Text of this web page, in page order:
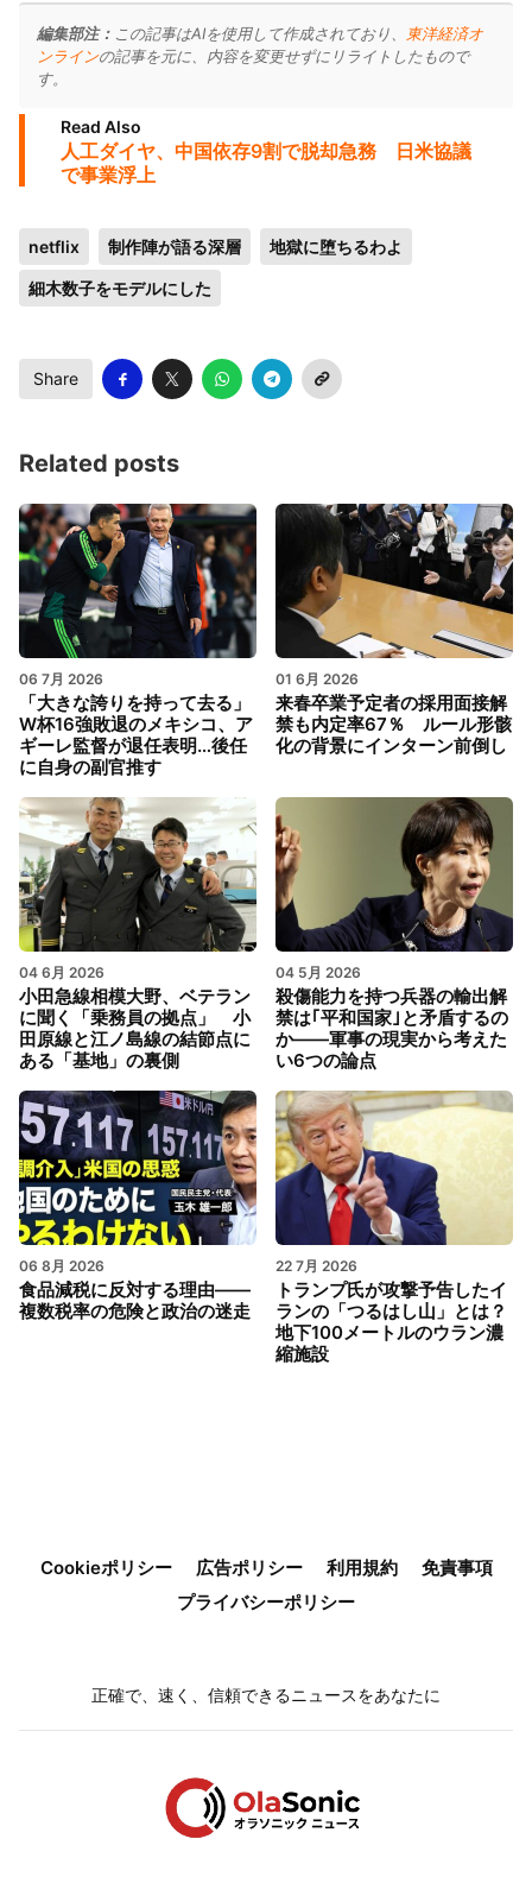
編集部注： この記事はAIを使用して作成されており、
東洋経済オ
ンラインの記事を元に、内容を変更せずにリライトしたもので
す。
Read Also
人工ダイヤ、中国依存9割で脱却急務 日米協議
で事業浮上
netflix 制作陣が語る深層 地獄に堕ちるわよ
細木数子をモデルにした
Share
Related posts
06 7月 2026
「大きな誇りを持って去る」
W杯16強敗退のメキシコ、ア
ギーレ監督が退任表明…後任
に自身の副官推す
01 6月 2026
来春卒業予定者の採用面接解
禁も内定率67％ ルール形骸
化の背景にインターン前倒し
04 6月 2026
小田急線相模大野、ベテラン
に聞く「乗務員の拠点」 小
田原線と江ノ島線の結節点に
ある「基地」の裏側
04 5月 2026
殺傷能力を持つ兵器の輸出解
禁は｢平和国家｣と矛盾するの
か――軍事の現実から考えた
い6つの論点
06 8月 2026
食品減税に反対する理由――
複数税率の危険と政治の迷走
22 7月 2026
トランプ氏が攻撃予告したイ
ランの「つるはし山」とは？
地下100メートルのウラン濃
縮施設
Cookieポリシー 広告ポリシー 利用規約
免責事項
プライバシーポリシー
正確で、速く、信頼できるニュースをあなたに